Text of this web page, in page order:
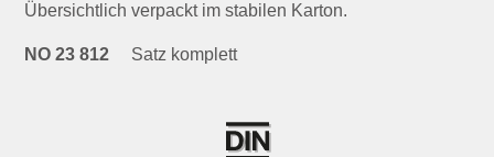
Übersichtlich verpackt im stabilen Karton.
NO 23 812Satz komplett